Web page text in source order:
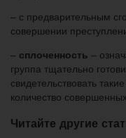
– с предварительным
совершении
– сплоченность –
группа тщательно
свидетельствовать
количество
Читайте другие